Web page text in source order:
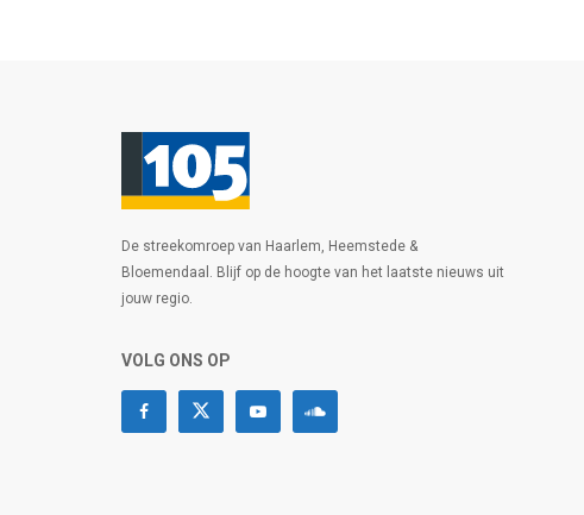
De streekomroep van Haarlem, Heemstede &
Bloemendaal. Blijf op de hoogte van het laatste nieuws uit
jouw regio.
VOLG ONS OP